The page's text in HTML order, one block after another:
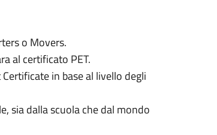
o Movers.
al certificato PET.
in base al livello degli
sia dalla scuola che dal mondo